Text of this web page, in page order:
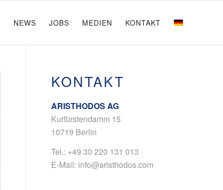
NEWS JOBS MEDIEN KONTAKT
KONTAKT
ARISTHODOS AG
Kurfürstendamm 15
10719 Berlin
Tel.: +49 30 220 131 013
E-Mail: info@aristhodos.com